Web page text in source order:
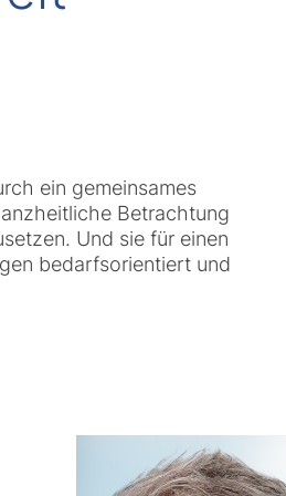
ein gemeinsames
Betrachtung
Und sie für einen
bedarfsorientiert und